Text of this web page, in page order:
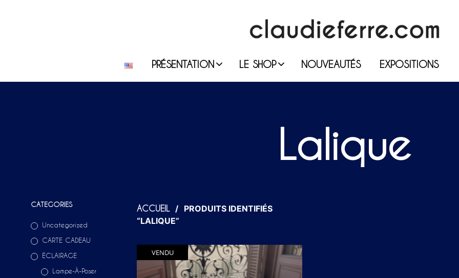
PRÉSENTATION LE SHOP NOUVEAUTÉS EXPOSITIONS
Lalique
CATEGORIES
Uncategorized
CARTE CADEAU
ÉCLAIRAGE
Lampe-À-Poser
ACCUEIL / PRODUITS IDENTIFIÉS
“LALIQUE”
VENDU